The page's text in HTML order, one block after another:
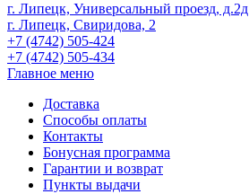
г. Липецк, Универсальный проезд, д.2д
г. Липецк, Свиридова, 2
+7 (4742) 505-424
+7 (4742) 505-434
Главное меню
Доставка
Способы оплаты
Контакты
Бонусная программа
Гарантии и возврат
Пункты выдачи